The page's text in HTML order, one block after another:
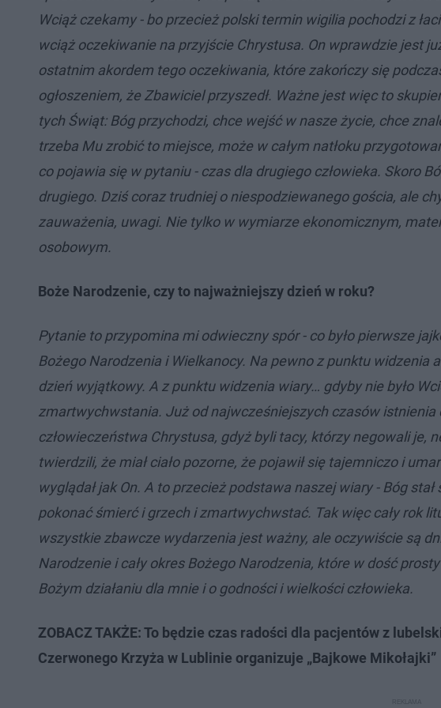
Wciąż czekamy - bo przecież polski termin wigilia pochodzi z
wciąż oczekiwanie na przyjście Chrystusa. On wprawdzie jest
ostatnim akordem tego oczekiwania, które zakończy się
ogłoszeniem, że Zbawiciel przyszedł. Ważne jest więc to
tych Świąt: Bóg przychodzi, chce wejść w nasze życie, chce
trzeba Mu zrobić to miejsce, może w całym natłoku
co pojawia się w pytaniu - czas dla drugiego człowieka. Skoro
drugiego. Dziś coraz trudniej o niespodziewanego gościa, ale
zauważenia, uwagi. Nie tylko w wymiarze ekonomicznym,
osobowym.
Boże Narodzenie, czy to najważniejszy dzień w roku?
Pytanie to przypomina mi odwieczny spór - co było pierwsze
Bożego Narodzenia i Wielkanocy. Na pewno z punktu
dzień wyjątkowy. A z punktu widzenia wiary… gdyby nie było
zmartwychwstania. Już od najwcześniejszych czasów
człowieczeństwa Chrystusa, gdyż byli tacy, którzy negowali je,
twierdzili, że miał ciało pozorne, że pojawił się tajemniczo i
wyglądał jak On. A to przecież podstawa naszej wiary - Bóg
pokonać śmierć i grzech i zmartwychwstać. Tak więc cały rok
wszystkie zbawcze wydarzenia jest ważny, ale oczywiście są
Narodzenie i cały okres Bożego Narodzenia, które w dość
Bożym działaniu dla mnie i o godności i wielkości człowieka.
ZOBACZ TAKŻE: To będzie czas radości dla pacjentów z
Czerwonego Krzyża w Lublinie organizuje „Bajkowe Mikołajki”